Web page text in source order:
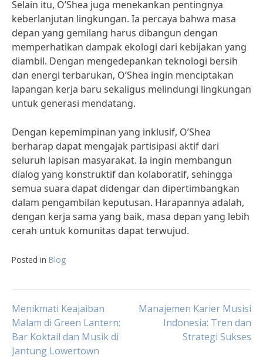
Selain itu, O’Shea juga menekankan pentingnya
keberlanjutan lingkungan. Ia percaya bahwa masa
depan yang gemilang harus dibangun dengan
memperhatikan dampak ekologi dari kebijakan yang
diambil. Dengan mengedepankan teknologi bersih
dan energi terbarukan, O’Shea ingin menciptakan
lapangan kerja baru sekaligus melindungi lingkungan
untuk generasi mendatang.
Dengan kepemimpinan yang inklusif, O’Shea
berharap dapat mengajak partisipasi aktif dari
seluruh lapisan masyarakat. Ia ingin membangun
dialog yang konstruktif dan kolaboratif, sehingga
semua suara dapat didengar dan dipertimbangkan
dalam pengambilan keputusan. Harapannya adalah,
dengan kerja sama yang baik, masa depan yang lebih
cerah untuk komunitas dapat terwujud.
Posted in Blog
Post
navigation
Menikmati Keajaiban
Malam di Green Lantern:
Bar Koktail dan Musik di
Jantung Lowertown
Manajemen Karier Musisi
Indonesia: Tren dan
Strategi Sukses